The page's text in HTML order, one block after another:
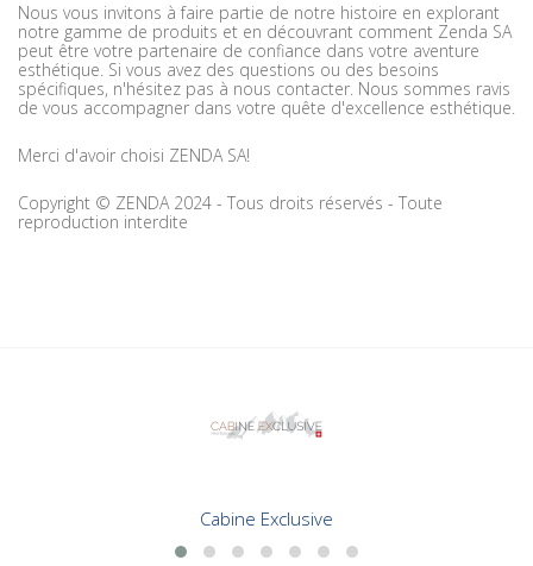
Nous vous invitons à faire partie de notre histoire en explorant
notre gamme de produits et en découvrant comment Zenda SA
peut être votre partenaire de confiance dans votre aventure
esthétique. Si vous avez des questions ou des besoins
spécifiques, n'hésitez pas à nous contacter. Nous sommes ravis
de vous accompagner dans votre quête d'excellence esthétique.
Merci d'avoir choisi ZENDA SA!
Copyright © ZENDA 2024 - Tous droits réservés - Toute
reproduction interdite
Cabine Exclusive